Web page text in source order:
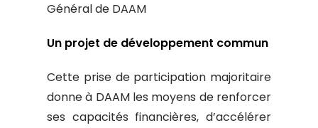
Général de DAAM
Un projet de développement commun
Cette prise de participation majoritaire
donne à DAAM les moyens de renforcer
ses capacités financières, d’accélérer